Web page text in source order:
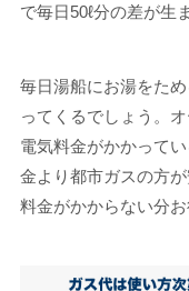
で毎日50ℓ分の差が生
毎日湯船にお湯をた
ってくるでしょう。
電気料金がかかって
金より都市ガスの方
料金がかからない分